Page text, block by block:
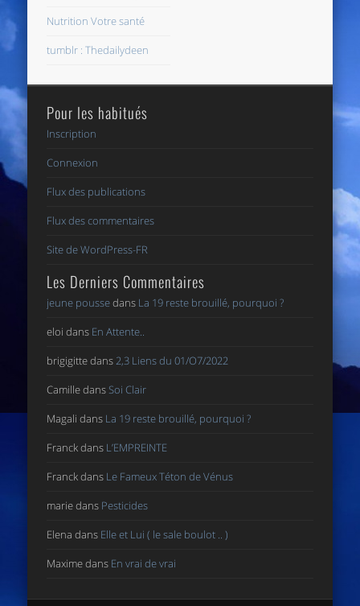
Nutrition Votre santé
tumblr : Thedailydeen
Pour les habitués
Inscription
Connexion
Flux des publications
Flux des commentaires
Site de WordPress-FR
Les Derniers Commentaires
jeune poussedans La 19 reste brouillé, pourquoi ?
eloi dans En Attente..
brigigittedans2,3 Liens du 01/O7/2022
CamilledansSoi Clair
Magali dans La 19 reste brouillé, pourquoi ?
Franckdans L’EMPREINTE
Franckdans Le Fameux Téton de Vénus
mariedans Pesticides
Elena dans Elle et Lui ( le sale boulot .. )
Maximedans En vrai de vrai